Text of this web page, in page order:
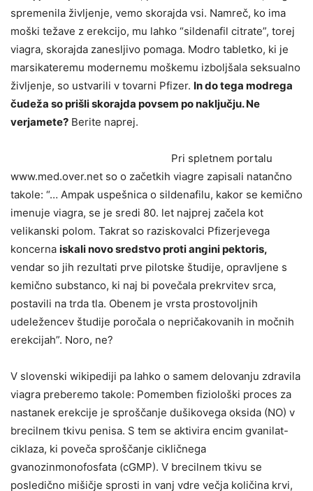
spremenila življenje, vemo skorajda vsi. Namreč, ko ima
moški težave z erekcijo, mu lahko “sildenafil citrate”, torej
viagra, skorajda zanesljivo pomaga. Modro tabletko, ki je
marsikateremu modernemu moškemu izboljšala seksualno
življenje, so ustvarili v tovarni Pfizer. In do tega modrega
čudeža so prišli skorajda povsem po naključju. Ne
verjamete? Berite naprej.
Pri spletnem portalu
www.med.over.net so o začetkih viagre zapisali natančno
takole: “… Ampak uspešnica o sildenafilu, kakor se kemično
imenuje viagra, se je sredi 80. let najprej začela kot
velikanski polom. Takrat so raziskovalci Pfizerjevega
koncerna iskali novo sredstvo proti angini pektoris,
vendar so jih rezultati prve pilotske študije, opravljene s
kemično substanco, ki naj bi povečala prekrvitev srca,
postavili na trda tla. Obenem je vrsta prostovoljnih
udeležencev študije poročala o nepričakovanih in močnih
erekcijah”. Noro, ne?
V slovenski wikipediji pa lahko o samem delovanju zdravila
viagra preberemo takole: Pomemben fiziološki proces za
nastanek erekcije je sproščanje dušikovega oksida (NO) v
brecilnem tkivu penisa. S tem se aktivira encim gvanilat-
ciklaza, ki poveča sproščanje cikličnega
gvanozinmonofosfata (cGMP). V brecilnem tkivu se
posledično mišičje sprosti in vanj vdre večja količina krvi,